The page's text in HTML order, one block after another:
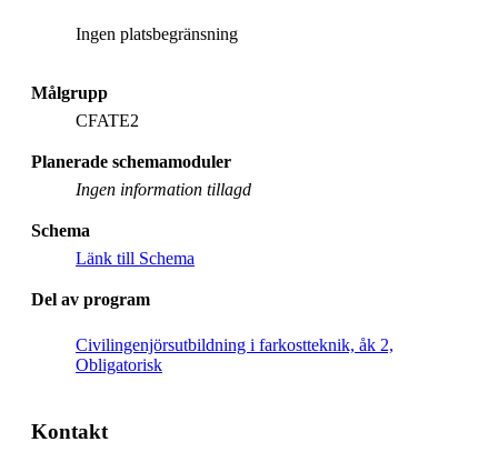
Ingen platsbegränsning
Målgrupp
CFATE2
Planerade schemamoduler
Ingen information tillagd
Schema
Länk till Schema
Del av program
Civilingenjörsutbildning i farkostteknik, åk 2,
Obligatorisk
Kontakt